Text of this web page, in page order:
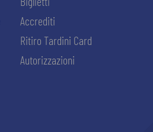
Accrediti
Ritiro Tardini Card
Autorizzazioni